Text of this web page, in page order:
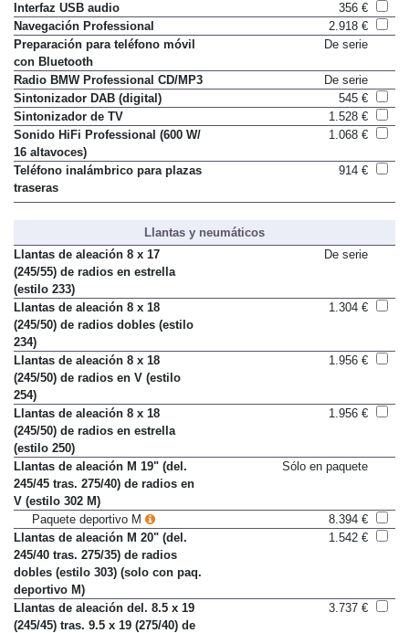
Interfaz USB audio
356 €
Navegación Professional
2.918 €
Preparación para teléfono móvil
con Bluetooth
De serie
Radio BMW Professional CD/MP3
De serie
Sintonizador DAB (digital)
545 €
Sintonizador de TV
1.528 €
Sonido HiFi Professional (600 W/
16 altavoces)
1.068 €
Teléfono inalámbrico para plazas
traseras
914 €
Llantas y neumáticos
Llantas de aleación 8 x 17
(245/55) de radios en estrella
(estilo 233)
De serie
Llantas de aleación 8 x 18
(245/50) de radios dobles (estilo
234)
1.304 €
Llantas de aleación 8 x 18
(245/50) de radios en V (estilo
254)
1.956 €
Llantas de aleación 8 x 18
(245/50) de radios en estrella
(estilo 250)
1.956 €
Llantas de aleación M 19" (del.
245/45 tras. 275/40) de radios en
V (estilo 302 M)
Sólo en paquete
Paquete deportivo M
8.394 €
Llantas de aleación M 20" (del.
245/40 tras. 275/35) de radios
dobles (estilo 303) (solo con paq.
deportivo M)
1.542 €
Llantas de aleación del. 8.5 x 19
(245/45) tras. 9.5 x 19 (275/40) de
3.737 €